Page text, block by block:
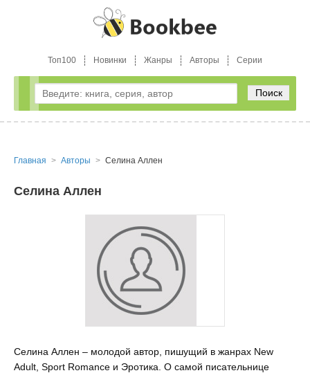
Топ100 Новинки Жанры Авторы Серии
Поиск
Главная Авторы Селина Аллен
Селина Аллен
Селина Аллен – молодой автор, пишущий в жанрах New
Adult, Sport Romance и Эротика. О самой писательнице